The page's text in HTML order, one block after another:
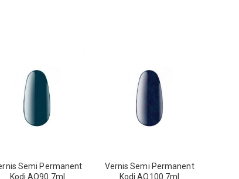
Semi Permanent
Kodi AQ90 7ml
Vernis Semi Permanent
Kodi AQ100 7ml